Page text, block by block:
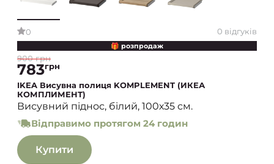
0 0 відгуків
🎁 розпродаж
900 грн
783грн
IKEA Висувна полиця KOMPLEMENT (ИКЕА
КОМПЛИМЕНТ)
Висувний піднос, білий, 100х35 см.
Відправимо протягом 24 годин
Купити